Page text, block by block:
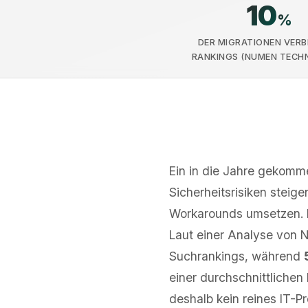
10%
DER MIGRATIONEN
RANKINGS (NUMEN
Ein in die Jahre
Sicherheitsrisiken
Workarounds
Laut einer Analyse von
Suchrankings, während
einer
deshalb kein reines IT-